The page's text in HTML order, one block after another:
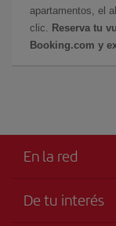
apartamentos, el
clic. Reserva tu
Booking.com y
En la red
De tu interés